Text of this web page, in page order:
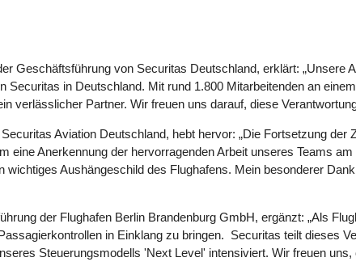
Geschäftsführung von Securitas Deutschland, erklärt: „Unsere
Securitas in Deutschland. Mit rund 1.800 Mitarbeitenden an
verlässlicher Partner. Wir freuen uns darauf, diese
Aviation Deutschland, hebt hervor: „Die Fortsetzung der
eine Anerkennung der hervorragenden Arbeit unseres Teams
Aushängeschild des Flughafens. Mein besonderer
der Flughafen Berlin Brandenburg GmbH, ergänzt: „Als
in Einklang zu bringen. Securitas teilt dieses
Steuerungsmodells 'Next Level' intensiviert. Wir freuen